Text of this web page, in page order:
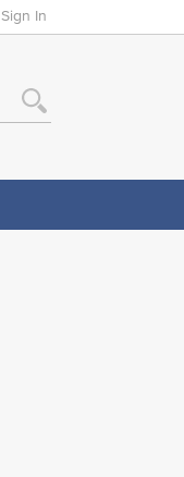
Sign In